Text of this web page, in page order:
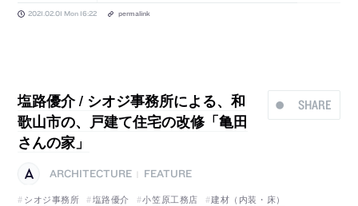
2021.02.01 Mon 16:22 permalink
SHARE
塩路優介 / シオジ事務所による、和
歌山市の、戸建て住宅の改修「亀田
さんの家」
ARCHITECTURE
FEATURE
シオジ事務所
塩路優介 小笠原工務店
建材（内装・床）